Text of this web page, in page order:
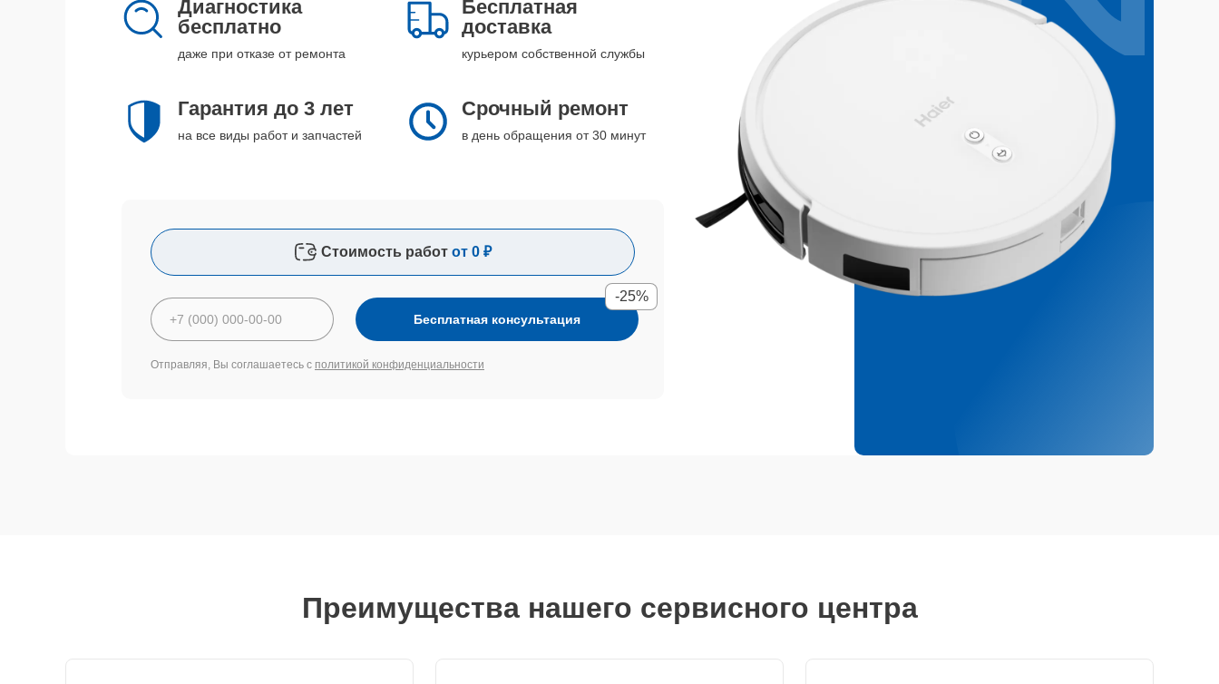
Диагностика
бесплатно
даже при отказе от ремонта
Бесплатная
доставка
курьером собственной службы
Гарантия до 3 лет
на все виды работ и запчастей
Срочный ремонт
в день обращения от 30 минут
Стоимость работ от 0 ₽
Бесплатная консультация
-25%
Отправляя, Вы соглашаетесь с политикой конфиденциальности
Преимущества нашего сервисного центра